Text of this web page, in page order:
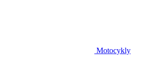
Motocykly